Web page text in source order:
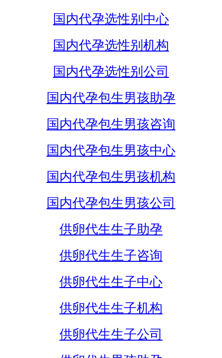
国内代孕选性别中心
国内代孕选性别机构
国内代孕选性别公司
国内代孕包生男孩助孕
国内代孕包生男孩咨询
国内代孕包生男孩中心
国内代孕包生男孩机构
国内代孕包生男孩公司
供卵代生生子助孕
供卵代生生子咨询
供卵代生生子中心
供卵代生生子机构
供卵代生生子公司